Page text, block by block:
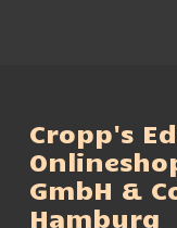
Cropp's
GmbH &
Hamburg